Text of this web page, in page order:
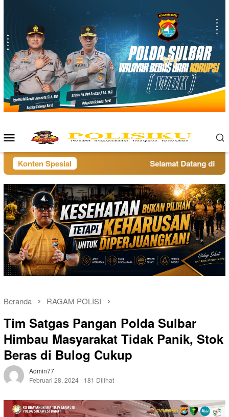
Menu
Mobile
Konten Spesial Selamat Datang di
Beranda RAGAM POLISI
Tim Satgas Pangan Polda Sulbar
Himbau Masyarakat Tidak Panik, Stok
Beras di Bulog Cukup
Admin77
Februari 28, 2024
181 Dilihat